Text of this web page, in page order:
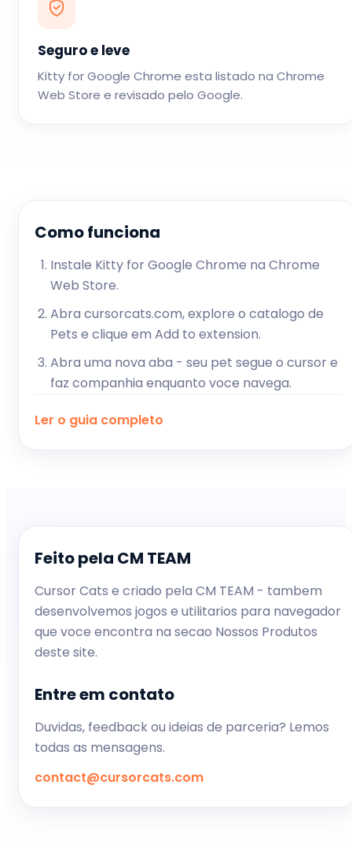
Seguro e leve
Kitty for Google Chrome esta listado na Chrome
Web Store e revisado pelo Google.
Como funciona
Instale Kitty for Google Chrome na Chrome
Web Store.
Abra cursorcats.com, explore o catalogo de
Pets e clique em Add to extension.
Abra uma nova aba - seu pet segue o cursor e
faz companhia enquanto voce navega.
Ler o guia completo
Feito pela CM TEAM
Cursor Cats e criado pela CM TEAM - tambem
desenvolvemos jogos e utilitarios para navegador
que voce encontra na secao Nossos Produtos
deste site.
Entre em contato
Duvidas, feedback ou ideias de parceria? Lemos
todas as mensagens.
contact@cursorcats.com